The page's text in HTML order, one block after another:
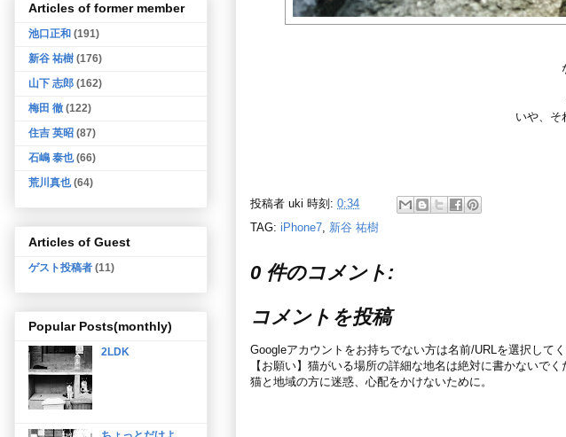
いや、そ
投稿者 uki 時刻: 0:34
TAG: iPhone7, 新谷 祐樹
0 件のコメント:
コメントを投稿
Googleアカウントをお持ちでない方は名前/URLを選択してく
【お願い】猫がいる場所の詳細な地名は絶対に書かないでく
猫と地域の方に迷惑、心配をかけないために。
Articles of former member
池口正和 (191)
新谷 祐樹 (176)
山下 志郎 (162)
梅田 徹 (122)
住吉 英昭 (87)
石嶋 泰也 (66)
荒川真也 (64)
Articles of Guest
ゲスト投稿者 (11)
Popular Posts(monthly)
2LDK